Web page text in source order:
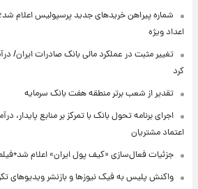
شماره پیراهن خریدهای جدید پرسپولیس اعلام
اعداد ویژه
کرد
تقدیر از شعب برتر منطقه هفت بانک سرمایه
اجرای برنامه تحول بانک با تمرکز بر منابع پایدار،
اعتماد مشتریان
جزئیات فعال‌سازی «کیف پول ایران» اعلام
واکنش پلیس به فیک نیوزها و بازنشر ویدیوهای